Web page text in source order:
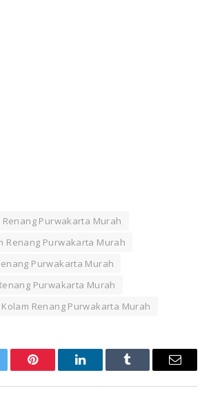
Purwakarta Murah
Renang Purwakarta Murah
Purwakarta Murah
Purwakarta Murah
Renang Purwakarta Murah
Pinterest LinkedInTumblr Email